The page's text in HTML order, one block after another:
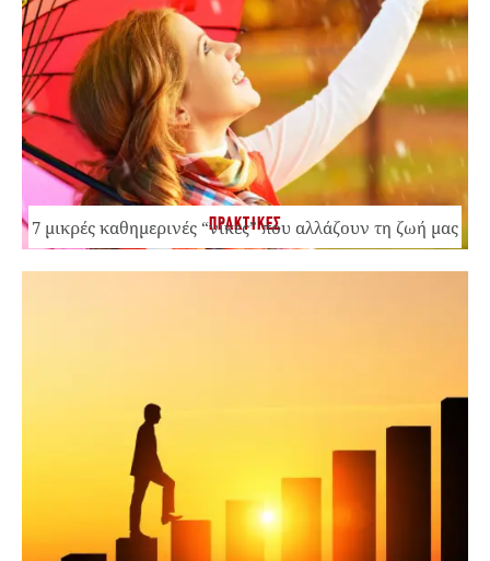
ΠΡΑΚΤΙΚΕΣ
7 μικρές καθημερινές “νίκες” που αλλάζουν τη ζωή μας